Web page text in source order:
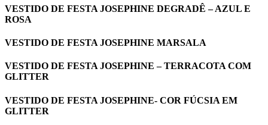
VESTIDO DE FESTA JOSEPHINE DEGRADÊ – AZUL E
ROSA
VESTIDO DE FESTA JOSEPHINE MARSALA
VESTIDO DE FESTA JOSEPHINE – TERRACOTA COM
GLITTER
VESTIDO DE FESTA JOSEPHINE- COR FÚCSIA EM
GLITTER